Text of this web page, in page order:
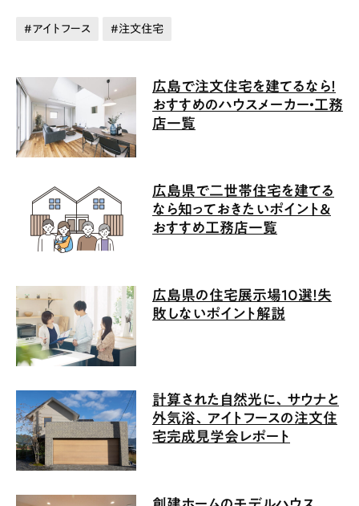
アイトフース 注文住宅
広島で注文住宅を建てるなら！
おすすめのハウスメーカー・工務
店一覧
広島県で二世帯住宅を建てる
なら知っておきたいポイント＆
おすすめ工務店一覧
広島県の住宅展示場10選！失
敗しないポイント解説
計算された自然光に、サウナと
外気浴、アイトフースの注文住
宅完成見学会レポート